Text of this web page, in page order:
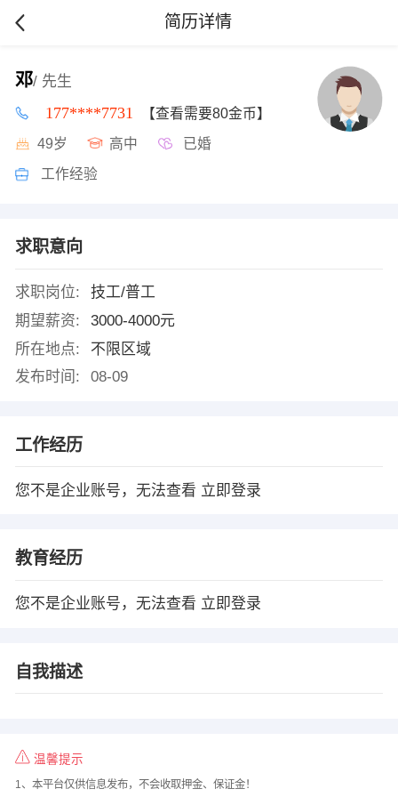
简历详情
邓/ 先生
177****7731 【查看需要80金币】
49岁 高中 已婚
工作经验
求职意向
求职岗位:
技工/普工
期望薪资:
3000-4000元
所在地点:
不限区域
发布时间:
08-09
工作经历
您不是企业账号，无法查看 立即登录
教育经历
您不是企业账号，无法查看 立即登录
自我描述
温馨提示
1、本平台仅供信息发布，不会收取押金、保证金！